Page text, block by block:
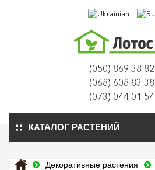
(050) 869 38 82
(068) 608 83 38
(073) 044 01 54
КАТАЛОГ РАСТЕНИЙ
Декоративные растения